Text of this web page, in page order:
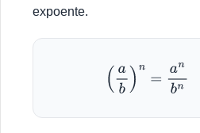
expoente.
(ab )n= an